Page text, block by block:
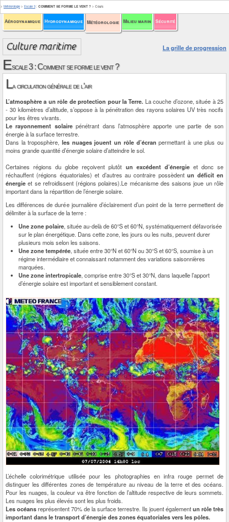
Aérodynamique Hydrodynamique Météorologie Milieu marin Sécurité
> Météorologie > Escale 3 : COMMENT SE FORME LE VENT ? > Cours
La grille de progression
Escale 3 : Comment se forme le vent ?
La circulation générale de l’air
L’atmosphère a un rôle de protection pour la Terre. La couche d’ozone, située à 25
- 30 kilomètres d’altitude, s’oppose à la pénétration des rayons solaires UV très nocifs
pour les êtres vivants.
Le rayonnement solairepénétrant dans l’atmosphère apporte une partie de son
énergie à la surface terrestre.
Dans la troposphère,les nuages jouent un rôle d’écranpermettant à une plus ou
moins grande quantité d’énergie solaire d’atteindre le sol.
Certaines régions du globe reçoivent plutôt un excédent d’énergie et donc se
réchauffent (régions équatoriales) et d’autres au contraire possèdentun déficit en
énergieet se refroidissent (régions polaires).Le mécanisme des saisons joue un rôle
important dans la répartition de l’énergie solaire.
Les différences de durée journalière d’éclairement d’un point de la terre permettent de
délimiter à la surface de la terre :
Une zone polaire, située au-delà de 60°S et 60°N, systématiquement défavorisée
sur le plan énergétique. Dans cette zone, les jours ou les nuits, peuvent durer
plusieurs mois selon les saisons.
Une zone tempérée, située entre 30°N et 60°N ou 30°S et 60°S, soumise à un
régime intermédiaire et connaissant notamment des variations saisonnières
marquées.
Une zone intertropicale, comprise entre 30°S et 30°N, dans laquelle l’apport
d’énergie solaire est important et sensiblement constant.
L’échelle colorimétrique utilisée pour les photographies en infra rouge permet de
distinguer les différentes zones de température au niveau de la terre et des océans.
Pour les nuages, la couleur va être fonction de l’altitude respective de leurs sommets.
Les nuages les plus élevés sont les plus froids.
Les océansreprésentent 70% de la surface terrestre. Ils jouent égalementun rôle très
important dans le transport d’énergie des zones équatoriales vers les pôles.